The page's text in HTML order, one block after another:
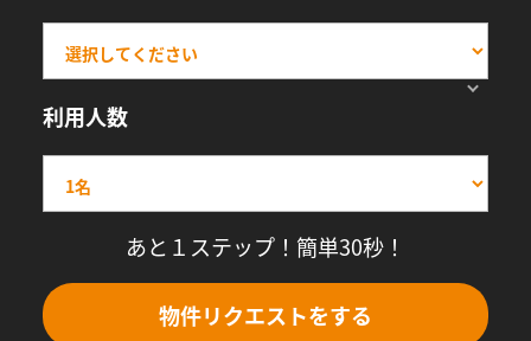
利用人数
あと１ステップ！簡単30秒！
物件リクエストをする